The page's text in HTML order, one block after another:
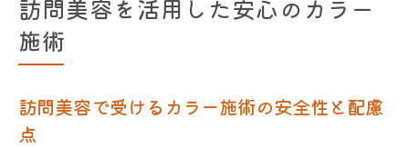
訪問美容を活用した安心のカラー
施術
訪問美容で受けるカラー施術の安全性と配慮
点